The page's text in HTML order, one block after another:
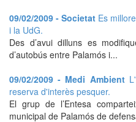
09/02/2009 - Societat Es
i la UdG.
Des d’avui dilluns es
d’autobús entre Palamós i...
09/02/2009 - Medi Ambient
reserva d'interès pesquer.
El grup de l’Entesa
municipal de Palamós de